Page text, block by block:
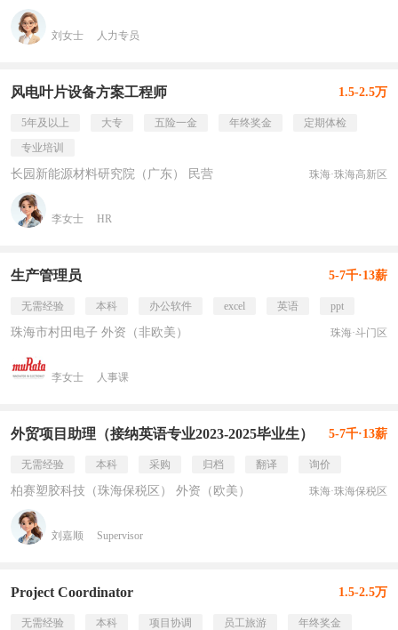
刘女士 人力专员
风电叶片设备方案工程师 1.5-2.5万
5年及以上 大专 五险一金 年终奖金
定期体检
专业培训
长园新能源材料研究院（广东） 民营 珠海·珠海高新区
李女士 HR
生产管理员 5-7千·13薪
无需经验 本科 办公软件 excel 英语 ppt
珠海市村田电子 外资（非欧美） 珠海·斗门区
李女士 人事课
外贸项目助理（接纳英语专业2023-2025毕业生） 5-7千·13薪
无需经验 本科 采购 归档 翻译 询价
柏赛塑胶科技（珠海保税区） 外资（欧美） 珠海·珠海保税区
刘嘉顺 Supervisor
Project Coordinator 1.5-2.5万
无需经验 本科 项目协调 员工旅游
年终奖金